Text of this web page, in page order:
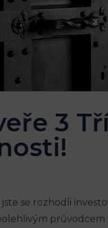
3
se rozhodli